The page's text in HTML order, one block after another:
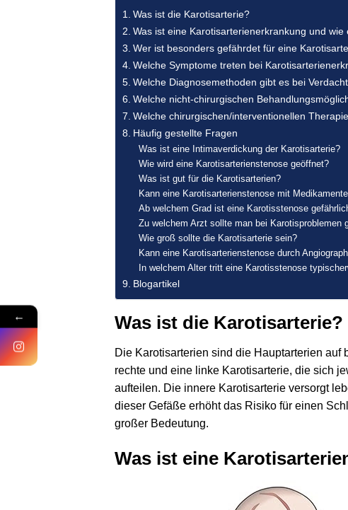
Was ist die Karotisarterie?
Was ist eine Karotisarterienerkrankung und wie
Wer ist besonders gefährdet für eine
Welche Symptome treten bei
Welche Diagnosemethoden gibt es bei
Welche nicht-chirurgischen
Welche chirurgischen/interventionellen
Häufig gestellte Fragen
Was ist eine Intimaverdickung der Karotisarterie?
Wie wird eine Karotisarterienstenose geöffnet?
Was ist gut für die Karotisarterien?
Kann eine Karotisarterienstenose mit
Ab welchem Grad ist eine Karotisstenose
Zu welchem Arzt sollte man bei Karotisproblemen
Wie groß sollte die Karotisarterie sein?
Kann eine Karotisarterienstenose durch
In welchem Alter tritt eine Karotisstenose
Blogartikel
Was ist die Karotisarterie?
Die Karotisarterien sind die Hauptarterien
rechte und eine linke Karotisarterie, die sich
aufteilen. Die innere Karotisarterie versorgt
dieser Gefäße erhöht das Risiko für einen
großer Bedeutung.
Was ist eine
←